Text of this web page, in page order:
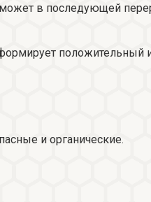
в последующей
положительный
и органические.